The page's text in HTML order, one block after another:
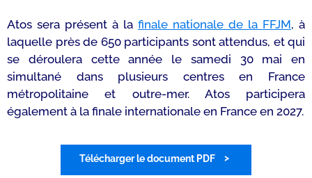
Atos sera présent à la finale nationale de la FFJM, à
laquelle près de 650 participants sont attendus, et qui
se déroulera cette année le samedi 30 mai en
simultané dans plusieurs centres en France
métropolitaine et outre-mer. Atos participera
également à la finale internationale en France en 2027.
Télécharger le document PDF